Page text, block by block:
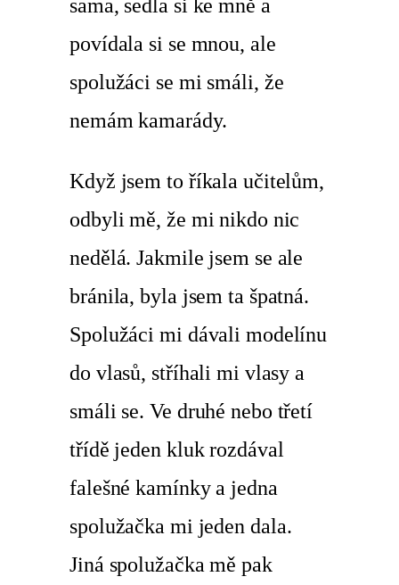
sama, sedla si ke mně a
povídala si se mnou, ale
spolužáci se mi smáli, že
nemám kamarády.
Když jsem to říkala učitelům,
odbyli mě, že mi nikdo nic
nedělá. Jakmile jsem se ale
bránila, byla jsem ta špatná.
Spolužáci mi dávali modelínu
do vlasů, stříhali mi vlasy a
smáli se. Ve druhé nebo třetí
třídě jeden kluk rozdával
falešné kamínky a jedna
spolužačka mi jeden dala.
Jiná spolužačka mě pak